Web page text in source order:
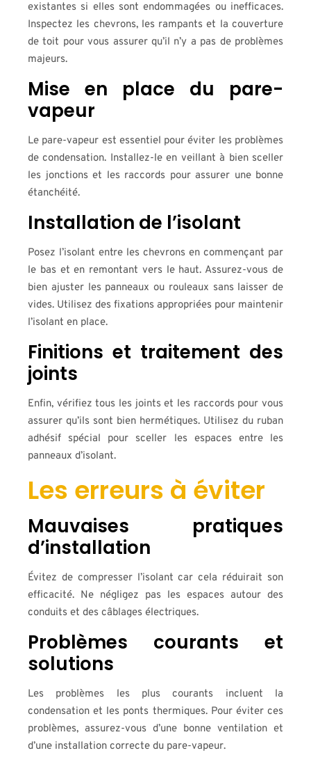
existantes si elles sont endommagées ou inefficaces.
Inspectez les chevrons, les rampants et la couverture
de toit pour vous assurer qu’il n’y a pas de problèmes
majeurs.
Mise en place du pare-
vapeur
Le pare-vapeur est essentiel pour éviter les problèmes
de condensation. Installez-le en veillant à bien sceller
les jonctions et les raccords pour assurer une bonne
étanchéité.
Installation de l’isolant
Posez l’isolant entre les chevrons en commençant par
le bas et en remontant vers le haut. Assurez-vous de
bien ajuster les panneaux ou rouleaux sans laisser de
vides. Utilisez des fixations appropriées pour maintenir
l’isolant en place.
Finitions et traitement des
joints
Enfin, vérifiez tous les joints et les raccords pour vous
assurer qu’ils sont bien hermétiques. Utilisez du ruban
adhésif spécial pour sceller les espaces entre les
panneaux d’isolant.
Les erreurs à éviter
Mauvaises pratiques
d’installation
Évitez de compresser l’isolant car cela réduirait son
efficacité. Ne négligez pas les espaces autour des
conduits et des câblages électriques.
Problèmes courants et
solutions
Les problèmes les plus courants incluent la
condensation et les ponts thermiques. Pour éviter ces
problèmes, assurez-vous d’une bonne ventilation et
d’une installation correcte du pare-vapeur.